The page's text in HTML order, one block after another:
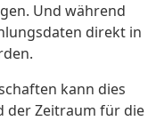
Und während
direkt in
kann dies
der Zeitraum für die